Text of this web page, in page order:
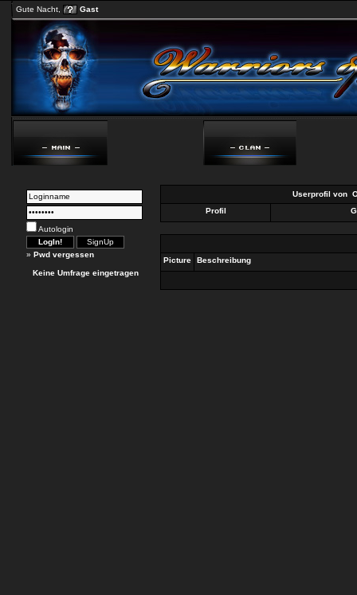
Gute Nacht, Gast
Autologin
» Pwd vergessen
Keine Umfrage eingetragen
Userprofil von
Profil
Picture Beschreibung